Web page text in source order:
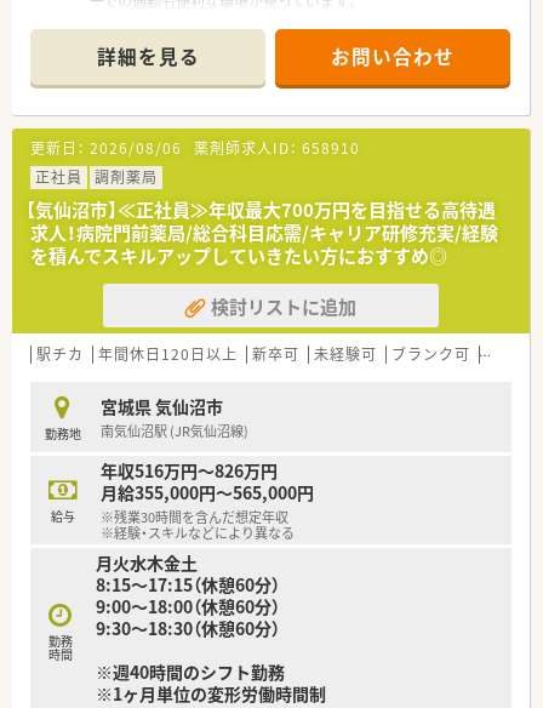
均80枚程度となっています。
■勤務体制は常勤薬剤師2名と事務員2名が在籍しており混雑時
には本部からの応援体制も万全です。
【法人特徴について】
■宮城県と山形県を中心に店舗を展開しており地域の患者様に
頼られる薬局づくりに注力しています。
■在宅医療や介護分野のサービス拡充を積極的に推進し安定し
た経営基盤と成長力を強みとしています。
■患者様を第一に考える理念のもとで温かい教育制度を通じて
スタッフの育成を行っています。
【こんな方にオススメ】
■高年収を目指しながら転勤のない環境で長く落ち着いて働き
続けたいとお考えの方におすすめします。
かりと学びたい方に最適な職場です。
■休日をしっかり確保しつつプライベートの時間を大切にして
ワークライフバランスを整えたい方に適します。
詳細を見る お問い合わせ
更新日： 2026/08/06 薬剤師求人ID： 658910
正社員
調剤薬局
【気仙沼市】≪正社員≫年収最大700万円を目指せる高待遇
求人！病院門前薬局/総合科目応需/キャリア研修充実/経験
を積んでスキルアップしていきたい方におすすめ◎
検討リストに追加
駅チカ 年間休日120日以上 新卒可 未経験可 ブランク可 車通勤
勤務地
宮城県 気仙沼市
南気仙沼駅 (JR気仙沼線)
給与
年収516万円～826万円
月給355,000円～565,000円
※残業30時間を含んだ想定年収
※経験・スキルなどにより異なる
勤務
時間
月火水木金土
8:15～17:15（休憩60分）
9:00～18:00（休憩60分）
9:30～18:30（休憩60分）
※週40時間のシフト勤務
※1ヶ月単位の変形労働時間制